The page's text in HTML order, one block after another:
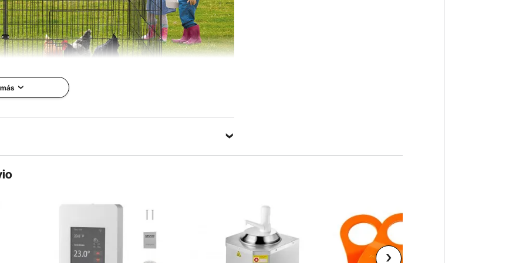
de VEVOR es
usted. Está
con un marco
y una lona
sol. Todos los
incluidos para una
VEVOR es una marca profesional
herramientas. Junto con miles de
Actualmente, los productos de
VEVOR se venden en más de 200
millones de miembros en todo el